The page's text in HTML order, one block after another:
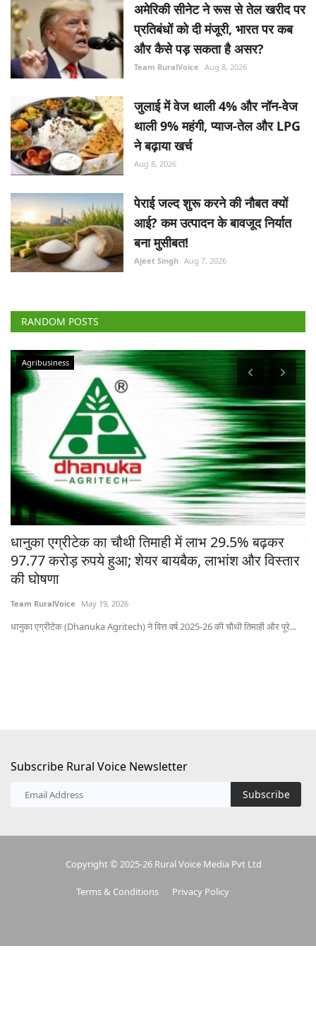
अमेरिकी सीनेट ने रूस से तेल खरीद पर
प्रतिबंधों को दी मंजूरी, भारत पर कब
और कैसे पड़ सकता है असर?
Team RuralVoice Aug 8, 2026
जुलाई में वेज थाली 4% और नॉन-वेज
थाली 9% महंगी, प्याज-तेल और LPG
ने बढ़ाया खर्च
Aug 8, 2026
पेराई जल्द शुरू करने की नौबत क्यों
आई? कम उत्पादन के बावजूद निर्यात
बना मुसीबत!
Ajeet Singh Aug 7, 2026
RANDOM POSTS
Agribusiness
धानुका एग्रीटेक का चौथी तिमाही में लाभ 29.5% बढ़कर
97.77 करोड़ रुपये हुआ; शेयर बायबैक, लाभांश और विस्तार
की घोषणा
Team RuralVoice May 19, 2026
धानुका एग्रीटेक (Dhanuka Agritech) ने वित्त वर्ष 2025-26 की चौथी तिमाही और पूरे...
Subscribe Rural Voice Newsletter
Subscribe
Copyright © 2025-26 Rural Voice Media Pvt Ltd
Terms & Conditions Privacy Policy